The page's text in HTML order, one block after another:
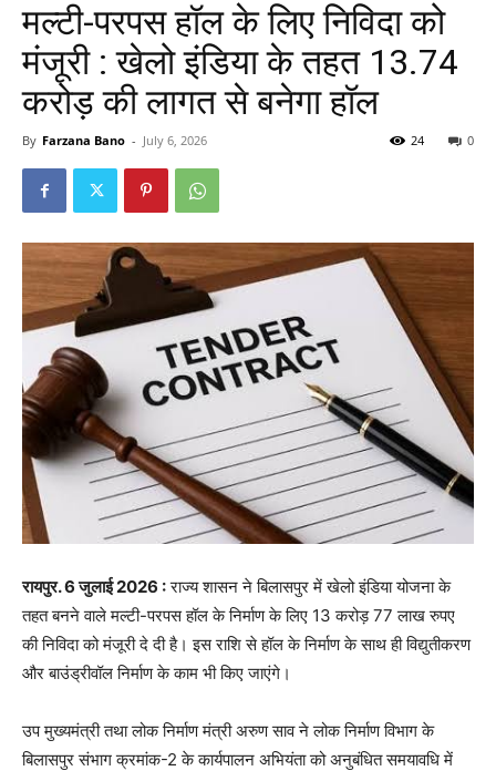
मल्टी-परपस हॉल के लिए निविदा को
मंजूरी : खेलो इंडिया के तहत 13.74
करोड़ की लागत से बनेगा हॉल
By Farzana Bano - July 6, 2026 0
24
रायपुर. 6 जुलाई 2026 :राज्य शासन ने बिलासपुर में खेलो इंडिया योजना के
तहत बनने वाले मल्टी-परपस हॉल के निर्माण के लिए 13 करोड़ 77 लाख रुपए
की निविदा को मंजूरी दे दी है। इस राशि से हॉल के निर्माण के साथ ही विद्युतीकरण
और बाउंड्रीवॉल निर्माण के काम भी किए जाएंगे।
उप मुख्यमंत्री तथा लोक निर्माण मंत्री अरुण साव ने लोक निर्माण विभाग के
बिलासपुर संभाग क्रमांक-2 के कार्यपालन अभियंता को अनुबंधित समयावधि में